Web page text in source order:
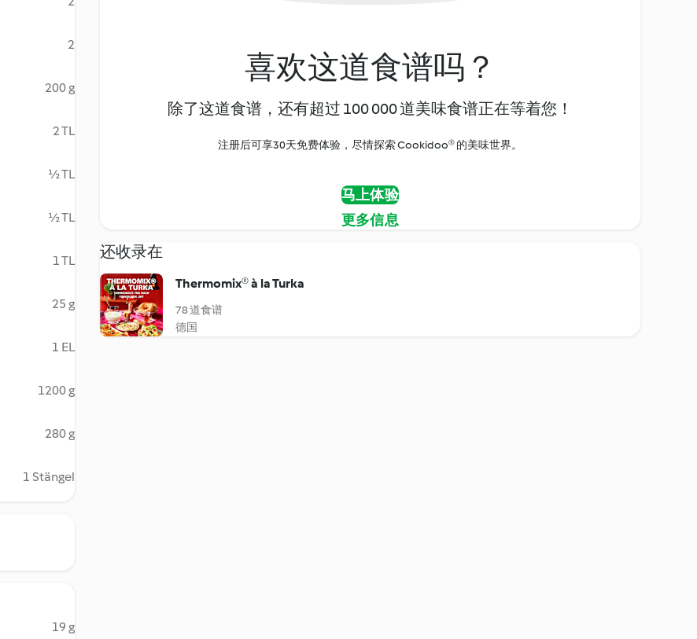
2
200 g
2 TL
½ TL
½ TL
1 TL
25 g
1 EL
1200 g
280 g
1 Stängel
19 g
喜欢这道食谱吗？
除了这道食谱，还有超过 100 000 道美味食谱正在等着您！
注册后可享30天免费体验，尽情探索 Cookidoo® 的美味世界。
马上体验
更多信息
还收录在
Thermomix® à la Turka
78 道食谱
德国